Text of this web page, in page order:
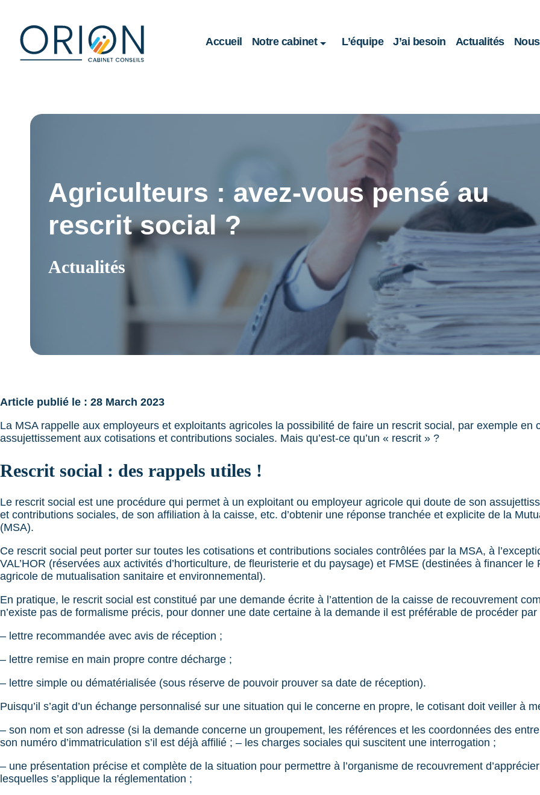
Accueil Notre cabinet L’équipe J’ai besoin Actualités
Agriculteurs : avez-vous pensé au
rescrit social ?
Actualités
Article publié le : 28 March 2023
La MSA rappelle aux employeurs et exploitants agricoles la possibilité de faire un rescrit social, par exemple en
assujettissement aux cotisations et contributions sociales. Mais qu’est-ce qu’un « rescrit » ?
Rescrit social : des rappels utiles !
Le rescrit social est une procédure qui permet à un exploitant ou employeur agricole qui doute de son
et contributions sociales, de son affiliation à la caisse, etc. d’obtenir une réponse tranchée et explicite de la
(MSA).
Ce rescrit social peut porter sur toutes les cotisations et contributions sociales contrôlées par la MSA, à
VAL’HOR (réservées aux activités d’horticulture, de fleuristerie et du paysage) et FMSE (destinées à financer le
agricole de mutualisation sanitaire et environnemental).
En pratique, le rescrit social est constitué par une demande écrite à l’attention de la caisse de recouvrement
n’existe pas de formalisme précis, pour donner une date certaine à la demande il est préférable de procéder par
– lettre recommandée avec avis de réception ;
– lettre remise en main propre contre décharge ;
– lettre simple ou dématérialisée (sous réserve de pouvoir prouver sa date de réception).
Puisqu’il s’agit d’un échange personnalisé sur une situation qui le concerne en propre, le cotisant doit veiller à
– son nom et son adresse (si la demande concerne un groupement, les références et les coordonnées des
son numéro d’immatriculation s’il est déjà affilié ; – les charges sociales qui suscitent une interrogation ;
– une présentation précise et complète de la situation pour permettre à l’organisme de recouvrement
lesquelles s’applique la réglementation ;